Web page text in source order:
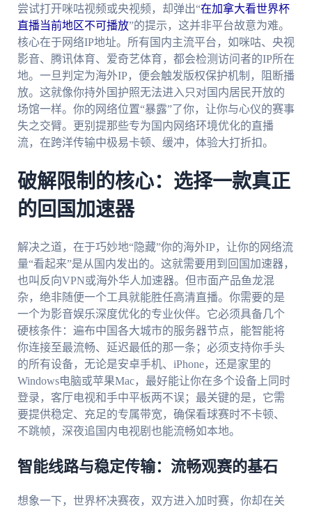
尝试打开咪咕视频或央视频，却弹出“在加拿大看世界杯
直播当前地区不可播放”的提示，这并非平台故意为难。
核心在于网络IP地址。所有国内主流平台，如咪咕、央视
影音、腾讯体育、爱奇艺体育，都会检测访问者的IP所在
地。一旦判定为海外IP，便会触发版权保护机制，阻断播
放。这就像你持外国护照无法进入只对国内居民开放的
场馆一样。你的网络位置“暴露”了你，让你与心仪的赛事
失之交臂。更别提那些专为国内网络环境优化的直播
流，在跨洋传输中极易卡顿、缓冲，体验大打折扣。
破解限制的核心：选择一款真正
的回国加速器
解决之道，在于巧妙地“隐藏”你的海外IP，让你的网络流
量“看起来”是从国内发出的。这就需要用到回国加速器，
也叫反向VPN或海外华人加速器。但市面产品鱼龙混
杂，绝非随便一个工具就能胜任高清直播。你需要的是
一个为影音娱乐深度优化的专业伙伴。它必须具备几个
硬核条件：遍布中国各大城市的服务器节点，能智能将
你连接至最流畅、延迟最低的那一条；必须支持你手头
的所有设备，无论是安卓手机、iPhone，还是家里的
Windows电脑或苹果Mac，最好能让你在多个设备上同时
登录，客厅电视和手中平板两不误；最关键的是，它需
要提供稳定、充足的专属带宽，确保看球赛时不卡顿、
不跳帧，深夜追国内电视剧也能流畅如本地。
智能线路与稳定传输：流畅观赛的基石
想象一下，世界杯决赛夜，双方进入加时赛，你却在关